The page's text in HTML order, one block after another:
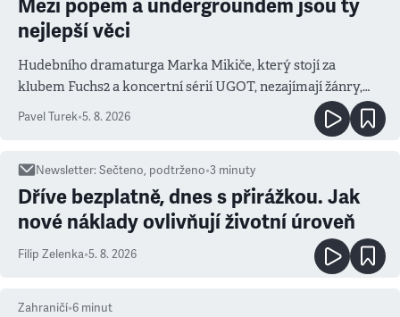
Mezi popem a undergroundem jsou ty
nejlepší věci
Hudebního dramaturga Marka Mikiče, který stojí za
klubem Fuchs2 a koncertní sérií UGOT, nezajímají žánry,
Pavel Turek•5. 8. 2026
Newsletter:Sečteno, podtrženo•3 minuty
Dříve bezplatně, dnes s přirážkou. Jak
nové náklady ovlivňují životní úroveň
Filip Zelenka•5. 8. 2026
Zahraničí•6 minut